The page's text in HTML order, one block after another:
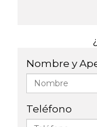
Nombre y
Teléfono